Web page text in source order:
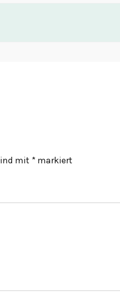
mit * markiert